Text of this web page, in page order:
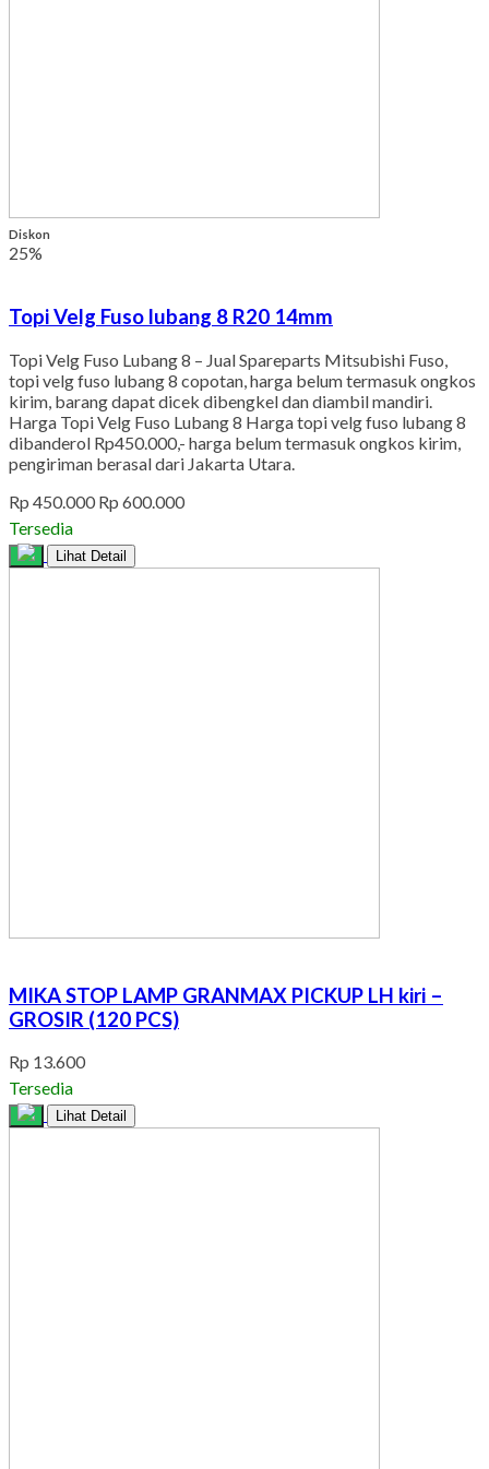
Diskon
25%
Topi Velg Fuso lubang 8 R20 14mm
Topi Velg Fuso Lubang 8 – Jual Spareparts Mitsubishi Fuso,
topi velg fuso lubang 8 copotan, harga belum termasuk ongkos
kirim, barang dapat dicek dibengkel dan diambil mandiri.
Harga Topi Velg Fuso Lubang 8 Harga topi velg fuso lubang 8
dibanderol Rp450.000,- harga belum termasuk ongkos kirim,
pengiriman berasal dari Jakarta Utara.
Rp 450.000 Rp 600.000
Tersedia
Lihat Detail
MIKA STOP LAMP GRANMAX PICKUP LH kiri –
GROSIR (120 PCS)
Rp 13.600
Tersedia
Lihat Detail